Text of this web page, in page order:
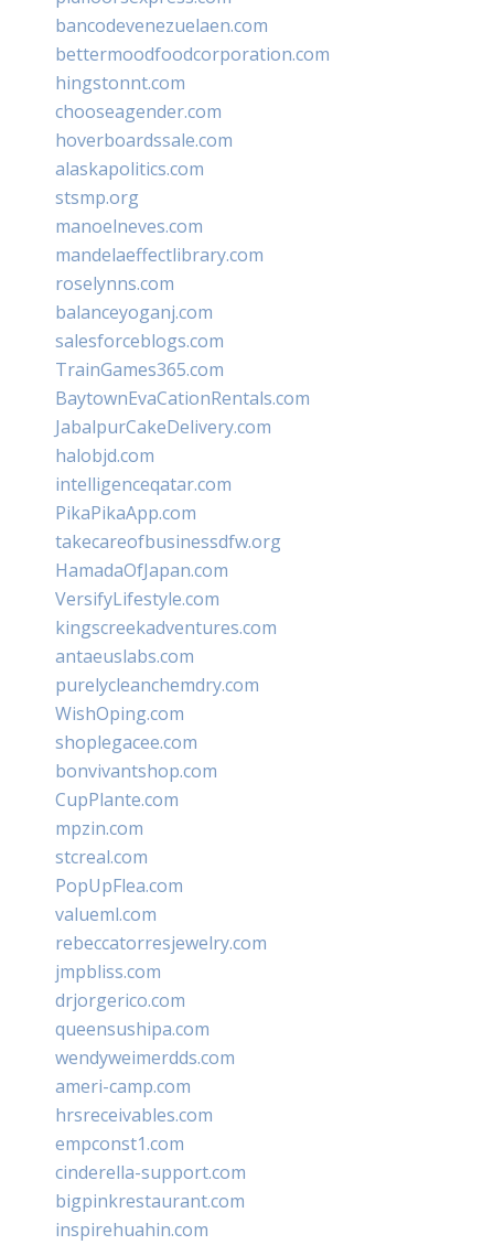
bancodevenezuelaen.com
bettermoodfoodcorporation.com
hingstonnt.com
chooseagender.com
hoverboardssale.com
alaskapolitics.com
stsmp.org
manoelneves.com
mandelaeffectlibrary.com
roselynns.com
balanceyoganj.com
salesforceblogs.com
TrainGames365.com
BaytownEvaCationRentals.com
JabalpurCakeDelivery.com
halobjd.com
intelligenceqatar.com
PikaPikaApp.com
takecareofbusinessdfw.org
HamadaOfJapan.com
VersifyLifestyle.com
kingscreekadventures.com
antaeuslabs.com
purelycleanchemdry.com
WishOping.com
shoplegacee.com
bonvivantshop.com
CupPlante.com
mpzin.com
stcreal.com
PopUpFlea.com
valueml.com
rebeccatorresjewelry.com
jmpbliss.com
drjorgerico.com
queensushipa.com
wendyweimerdds.com
ameri-camp.com
hrsreceivables.com
empconst1.com
cinderella-support.com
bigpinkrestaurant.com
inspirehuahin.com